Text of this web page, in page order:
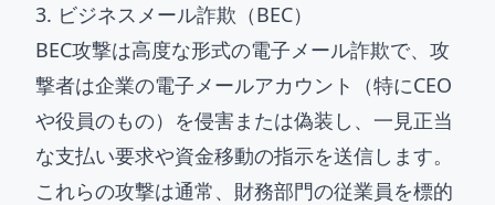
3. ビジネスメール詐欺（BEC）
BEC攻撃は高度な形式の電子メール詐欺で、攻
撃者は企業の電子メールアカウント（特にCEO
や役員のもの）を侵害または偽装し、一見正当
な支払い要求や資金移動の指示を送信します。
これらの攻撃は通常、財務部門の従業員を標的